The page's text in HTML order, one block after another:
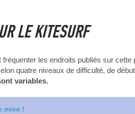
LE KITESURF
fréquenter les endroits publiés sur
quatre niveaux de difficulté, de
variables.
mise !